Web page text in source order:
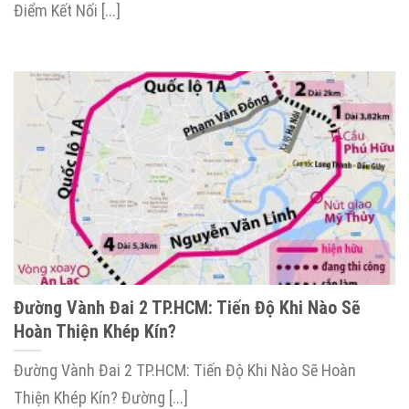
Điểm Kết Nối [...]
Đường Vành Đai 2 TP.HCM: Tiến Độ Khi Nào Sẽ
Hoàn Thiện Khép Kín?
Đường Vành Đai 2 TP.HCM: Tiến Độ Khi Nào Sẽ Hoàn
Thiện Khép Kín? Đường [...]